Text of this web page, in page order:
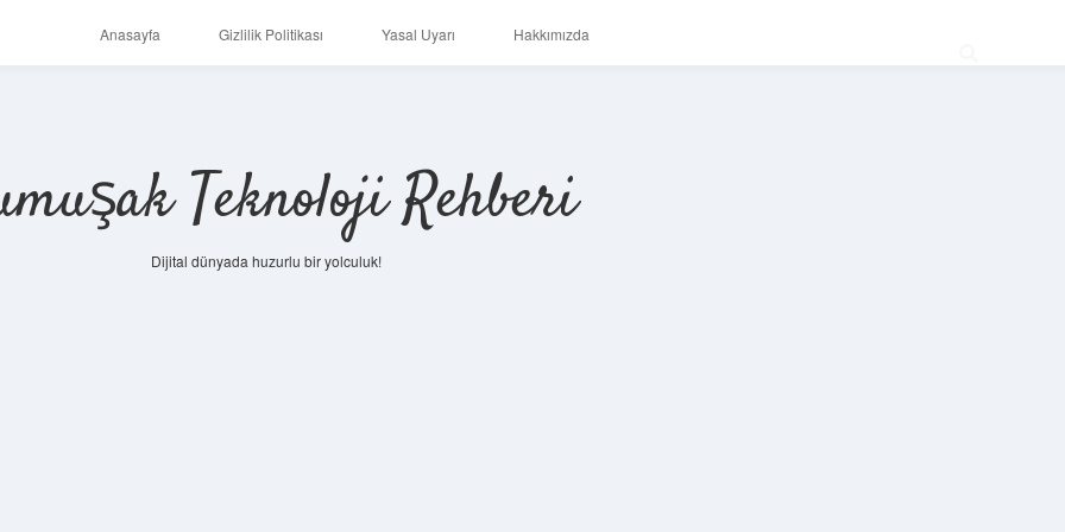
Anasayfa Gizlilik Politikası Yasal Uyarı Hakkımızda
Teknoloji Rehberi
Dijital dünyada huzurlu bir yolculuk!